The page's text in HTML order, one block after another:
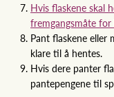
Hvis flaskene skal
fremgangsmåte
Pant flaskene
klare til å hentes.
Hvis dere panter
pantepengene til